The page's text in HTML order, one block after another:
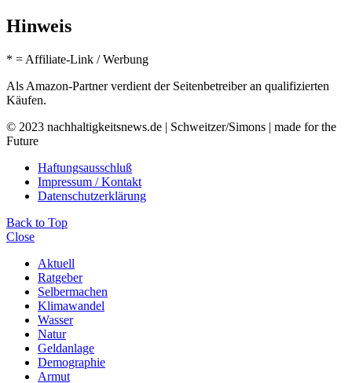
Hinweis
* = Affiliate-Link / Werbung
Als Amazon-Partner verdient der Seitenbetreiber an qualifizierten
Käufen.
© 2023 nachhaltigkeitsnews.de | Schweitzer/Simons | made for the
Future
Haftungsausschluß
Impressum / Kontakt
Datenschutzerklärung
Back to Top
Close
Aktuell
Ratgeber
Selbermachen
Klimawandel
Wasser
Natur
Geldanlage
Demographie
Armut